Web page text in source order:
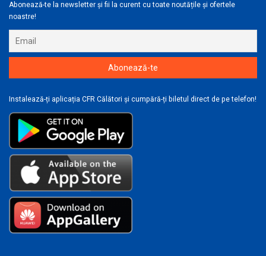
Abonează-te la newsletter și fii la curent cu toate noutățile și ofertele
noastre!
Instalează-ți aplicația CFR Călători și cumpără-ți biletul direct de pe telefon!